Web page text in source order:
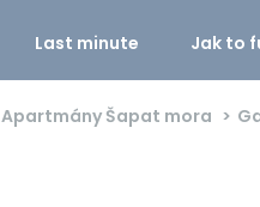
Last minute Jak to
Apartmány Šapat mora